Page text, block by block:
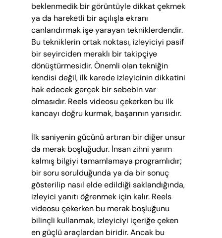
beklenmedik bir görüntüyle dikkat çekmek
ya da hareketli bir açılışla ekranı
canlandırmak işe yarayan tekniklerdendir.
Bu tekniklerin ortak noktası, izleyiciyi pasif
bir seyirciden meraklı bir takipçiye
dönüştürmesidir. Önemli olan tekniğin
kendisi değil, ilk karede izleyicinin dikkatini
hak edecek gerçek bir sebebin var
olmasıdır. Reels videosu çekerken bu ilk
kancayı doğru kurmak, başarının yarısıdır.
İlk saniyenin gücünü artıran bir diğer unsur
da merak boşluğudur. İnsan zihni yarım
kalmış bilgiyi tamamlamaya programlıdır;
bir soru sorulduğunda ya da bir sonuç
gösterilip nasıl elde edildiği saklandığında,
izleyici yanıtı öğrenmek için kalır. Reels
videosu çekerken bu merak boşluğunu
bilinçli kullanmak, izleyiciyi içeriğe çeken
en güçlü araçlardan biridir. Ancak bu